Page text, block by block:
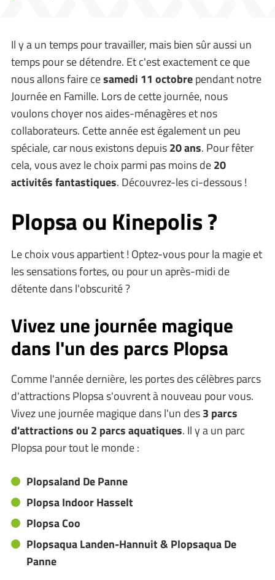
Il y a un temps pour travailler, mais bien sûr aussi un
temps pour se détendre. Et c'est exactement ce que
nous allons faire cesamedi 11 octobrependant notre
Journée en Famille. Lors de cette journée, nous
voulons choyer nos aides-ménagères et nos
collaborateurs. Cette année est également un peu
spéciale, car nous existons depuis20 ans. Pour fêter
cela, vous avez le choix parmi pas moins de20
activités fantastiques. Découvrez-les ci-dessous !
Plopsa ou Kinepolis ?
Le choix vous appartient ! Optez-vous pour la magie et
les sensations fortes, ou pour un après-midi de
détente dans l'obscurité ?
Vivez une journée magique
dans l'un des parcs Plopsa
Comme l'année dernière, les portes des célèbres parcs
d'attractions Plopsa s'ouvrent à nouveau pour vous.
Vivez une journée magique dans l'un des3 parcs
d'attractions ou 2 parcs aquatiques. Il y a un parc
Plopsa pour tout le monde :
Plopsaland De Panne
Plopsa Indoor Hasselt
Plopsa Coo
Plopsaqua Landen-Hannuit & Plopsaqua De
Panne